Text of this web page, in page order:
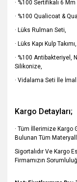
· %100 Sertifikalı 6
· %100 Qualicoat &
· Lüks Rulman Seti,
· Lüks Kapı Kulp Takımı,
· %100 Antibakteriyel,
Silikonize,
· Vidalama Seti İle
Kargo Detayları;
· Tüm İllerimize Kargo
Bulunan Tüm
Sigortalıdır Ve Kargo
Firmamızın